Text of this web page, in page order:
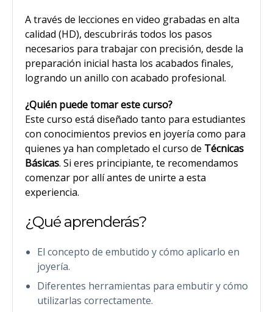
A través de lecciones en video grabadas en alta
calidad (HD), descubrirás todos los pasos
necesarios para trabajar con precisión, desde la
preparación inicial hasta los acabados finales,
logrando un anillo con acabado profesional.
¿Quién puede tomar este curso?
Este curso está diseñado tanto para estudiantes
con conocimientos previos en joyería como para
quienes ya han completado el curso de Técnicas
Básicas. Si eres principiante, te recomendamos
comenzar por allí antes de unirte a esta
experiencia.
¿Qué aprenderás?
El concepto de embutido y cómo aplicarlo en
joyería.
Diferentes herramientas para embutir y cómo
utilizarlas correctamente.